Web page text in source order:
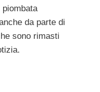
piombata
da parte di
sono rimasti